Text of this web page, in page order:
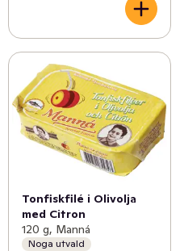
Tonfiskfilé i Olivolja
med Citron
120 g, Manná
Noga utvald